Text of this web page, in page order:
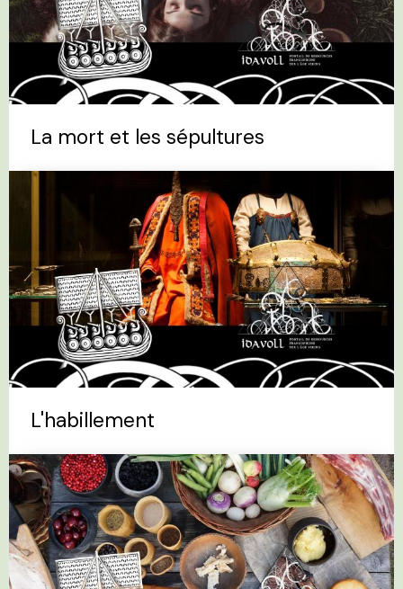
La mort et les sépultures
L'habillement